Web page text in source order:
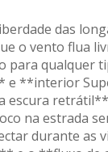
DAVAN PRETO
de estoque...
das
o vento flua
qualquer
**interior
na estrada
durante as